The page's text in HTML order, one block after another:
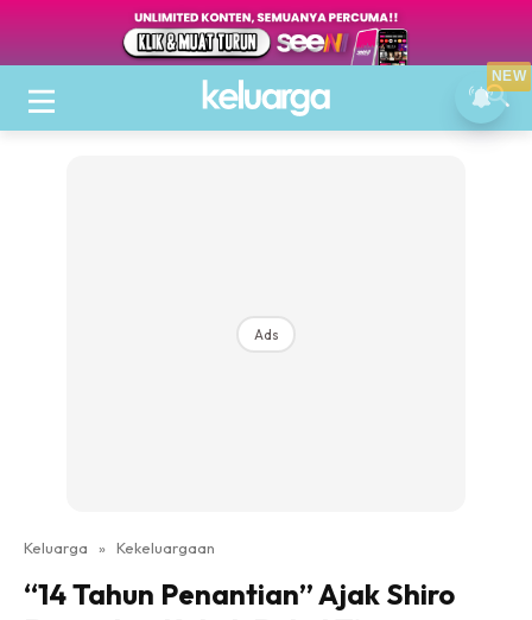
Ads
Keluarga » Kekeluargaan
“14 Tahun Penantian” Ajak Shiro
NEW